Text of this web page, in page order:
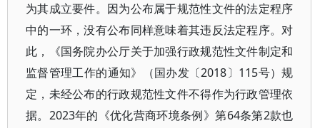
为其成立要件。因为公布属于规范性文件的法定程序
中的一环，没有公布同样意味着其违反法定程序。对
此，《国务院办公厅关于加强行政规范性文件制定和
监督管理工作的通知》（国办发〔2018〕115号）规
定，未经公布的行政规范性文件不得作为行政管理依
据。2023年的《优化营商环境条例》第64条第2款也